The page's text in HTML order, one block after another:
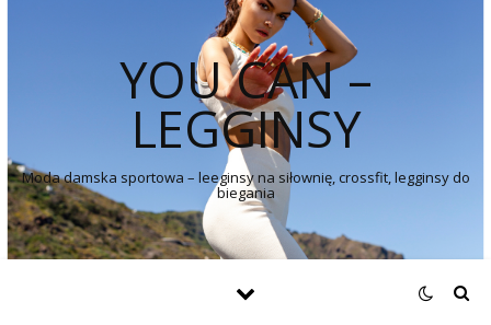
YOU CAN –
LEGGINSY
Moda damska sportowa – leeginsy na siłownię, crossfit, legginsy do
biegania